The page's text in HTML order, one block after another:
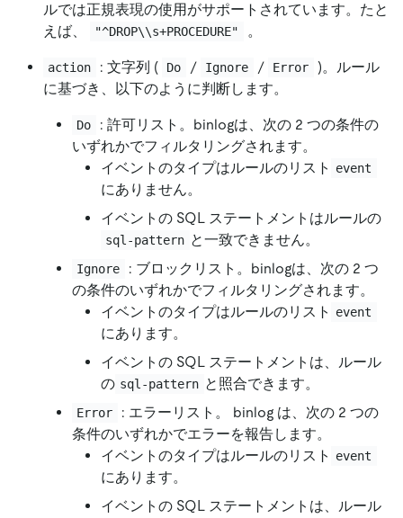
ルでは正規表現の使用がサポートされています。たと
えば、
"^DROP\\s+PROCEDURE" 。
action : 文字列 ( Do / Ignore / Error
)。ルール
に基づき、以下のように判断します。
Do
: 許可リスト。binlogは、次の 2 つの条件の
いずれかでフィルタリングされます。
イベントのタイプはルールのリスト
event
にありません。
イベントの SQL ステートメントはルールの
sql-pattern と一致できません。
Ignore
: ブロックリスト。binlogは、次の 2 つ
の条件のいずれかでフィルタリングされます。
イベントのタイプはルールのリスト
event
にあります。
イベントの SQL ステートメントは、ルール
の sql-pattern と照合できます。
Error
: エラーリスト。 binlog は、次の 2 つの
条件のいずれかでエラーを報告します。
イベントのタイプはルールのリスト
event
にあります。
イベントの SQL ステートメントは、ルール